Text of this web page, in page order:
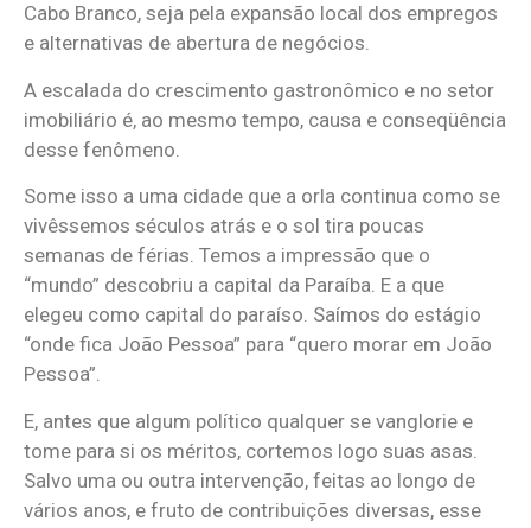
Cabo Branco, seja pela expansão local dos empregos
e alternativas de abertura de negócios.
A escalada do crescimento gastronômico e no setor
imobiliário é, ao mesmo tempo, causa e conseqüência
desse fenômeno.
Some isso a uma cidade que a orla continua como se
vivêssemos séculos atrás e o sol tira poucas
semanas de férias. Temos a impressão que o
“mundo” descobriu a capital da Paraíba. E a que
elegeu como capital do paraíso. Saímos do estágio
“onde fica João Pessoa” para “quero morar em João
Pessoa”.
E, antes que algum político qualquer se vanglorie e
tome para si os méritos, cortemos logo suas asas.
Salvo uma ou outra intervenção, feitas ao longo de
vários anos, e fruto de contribuições diversas, esse